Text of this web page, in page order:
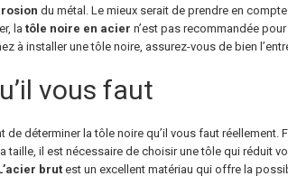
du métal. Le mieux serait de prendre en
la tôle noire en acier n’est pas recommandée
à installer une tôle noire, assurez-vous de bien
vous faut
déterminer la tôle noire qu’il vous faut
taille, il est nécessaire de choisir une tôle qui réduit
brut est un excellent matériau qui offre la